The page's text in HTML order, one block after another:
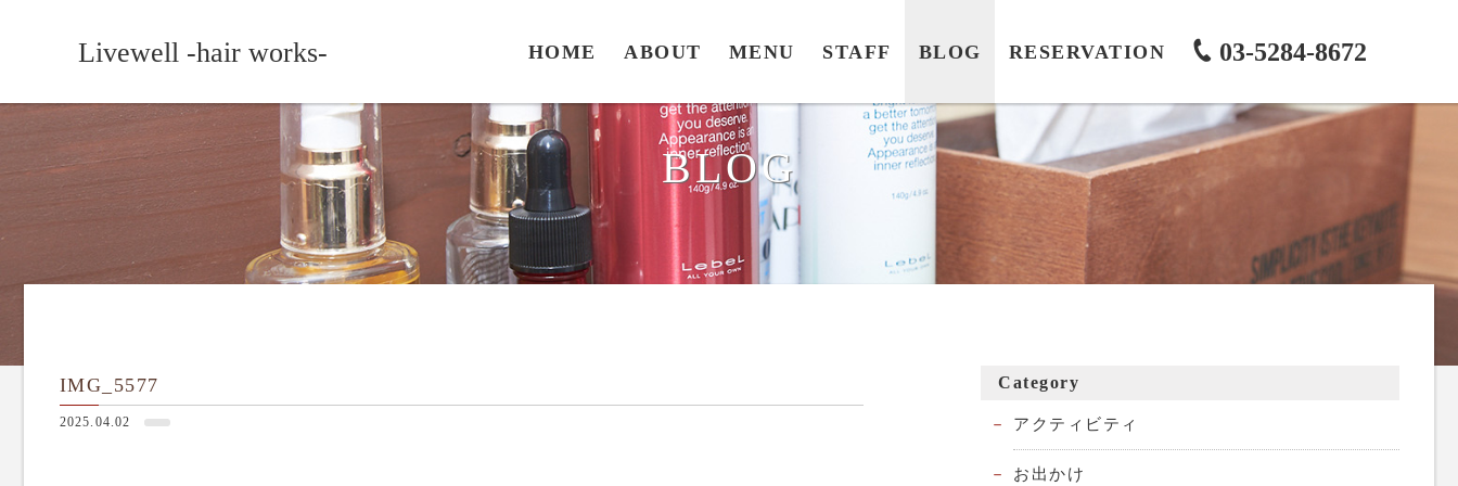
Livewell -hair works- HOME ABOUT MENU STAFF BLOG RESERVATION 03-5284-8672
BLOG
IMG_5577
2025.04.02
Category
アクティビティ
お出かけ